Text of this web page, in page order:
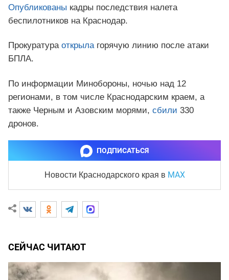
Опубликованы кадры последствия налета
беспилотников на Краснодар.
Прокуратура открылагорячую линию после атаки
БПЛА.
По информации Минобороны, ночью над 12
регионами, в том числе Краснодарским краем, а
также Черным и Азовским морями, сбили 330
дронов.
ПОДПИСАТЬСЯ
Новости Краснодарского края в MAX
СЕЙЧАС ЧИТАЮТ